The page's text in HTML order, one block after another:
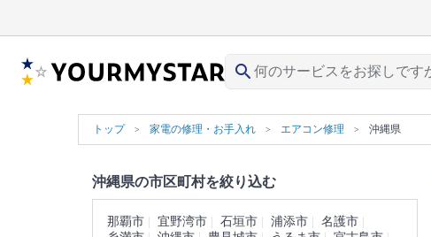
search
トップ 家電の修理・お手入れ エアコン修理 沖縄県
沖縄県の市区町村を絞り込む
那覇市 宜野湾市 石垣市 浦添市
名護市